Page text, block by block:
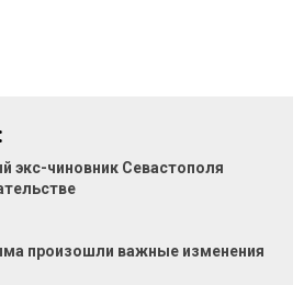
экс-чиновник Севастополя
произошли важные изменения